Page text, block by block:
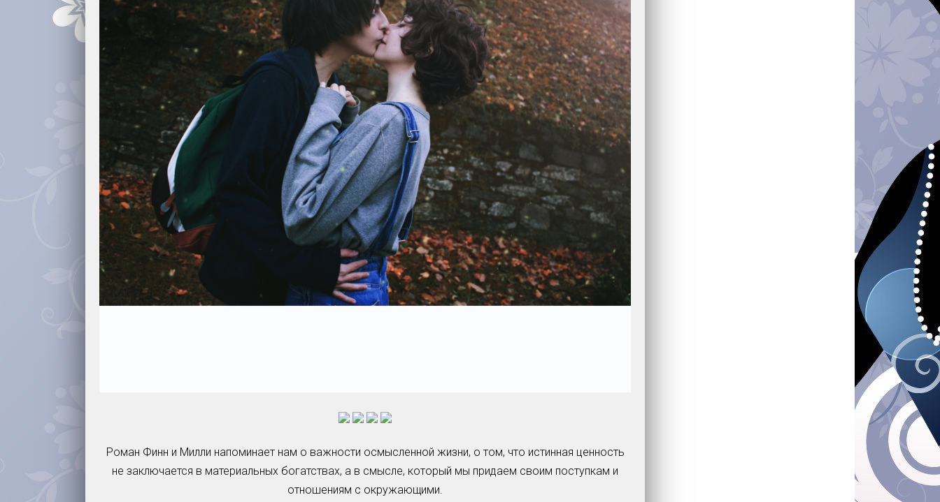
Роман Финн и Милли напоминает нам о важности осмысленной жизни, о том, что истинная ценность
не заключается в материальных богатствах, а в смысле, который мы придаем своим поступкам и
отношениям с окружающими.